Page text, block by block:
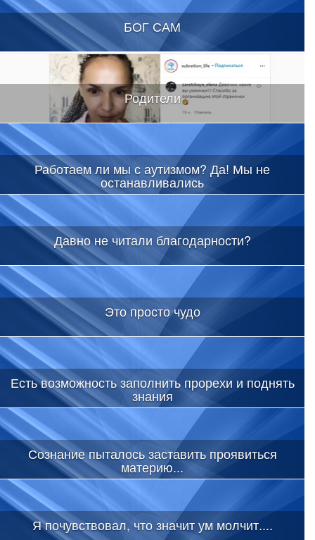
БОГ САМ
Родители
Работаем ли мы с аутизмом? Да! Мы не
останавливались
Давно не читали благодарности?
Это просто чудо
Есть возможность заполнить прорехи и поднять
знания
Сознание пыталось заставить проявиться
материю...
Я почувствовал, что значит ум молчит....